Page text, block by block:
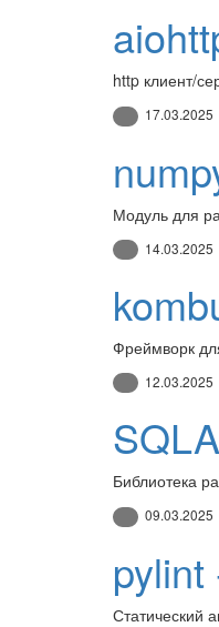
http клиент/
17.03.2025
Модуль для
14.03.2025
Фреймворк
12.03.2025
Библиотека
09.03.2025
pylint
Статический